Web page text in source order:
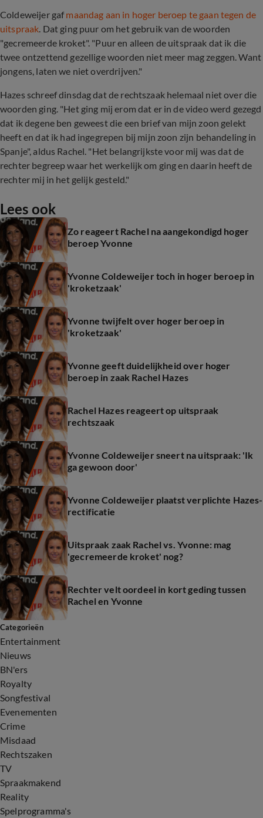
Coldeweijer gaf maandag aan in hoger beroep te gaan tegen de
uitspraak . Dat ging puur om het gebruik van de woorden
"gecremeerde kroket". "Puur en alleen de uitspraak dat ik die
twee ontzettend gezellige woorden niet meer mag zeggen. Want
jongens, laten we niet overdrijven."
Hazes schreef dinsdag dat de rechtszaak helemaal niet over die
woorden ging. "Het ging mij erom dat er in de video werd gezegd
dat ik degene ben geweest die een brief van mijn zoon gelekt
heeft en dat ik had ingegrepen bij mijn zoon zijn behandeling in
Spanje", aldus Rachel. "Het belangrijkste voor mij was dat de
rechter begreep waar het werkelijk om ging en daarin heeft de
rechter mij in het gelijk gesteld."
Lees ook
Zo reageert Rachel na aangekondigd hoger
beroep Yvonne
Yvonne Coldeweijer toch in hoger beroep in
'kroketzaak'
Yvonne twijfelt over hoger beroep in
'kroketzaak'
Yvonne geeft duidelijkheid over hoger
beroep in zaak Rachel Hazes
Rachel Hazes reageert op uitspraak
rechtszaak
Yvonne Coldeweijer sneert na uitspraak: 'Ik
ga gewoon door'
Yvonne Coldeweijer plaatst verplichte Hazes-
rectificatie
Uitspraak zaak Rachel vs. Yvonne: mag
'gecremeerde kroket' nog?
Rechter velt oordeel in kort geding tussen
Rachel en Yvonne
Categorieën
Entertainment
Nieuws
BN'ers
Royalty
Songfestival
Evenementen
Crime
Misdaad
Rechtszaken
TV
Spraakmakend
Reality
Spelprogramma's